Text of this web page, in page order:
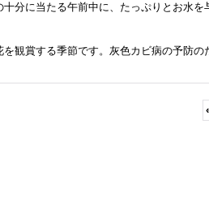
十分に当たる午前中に、たっぷりとお水
を観賞する季節です。灰色カビ病の予防の